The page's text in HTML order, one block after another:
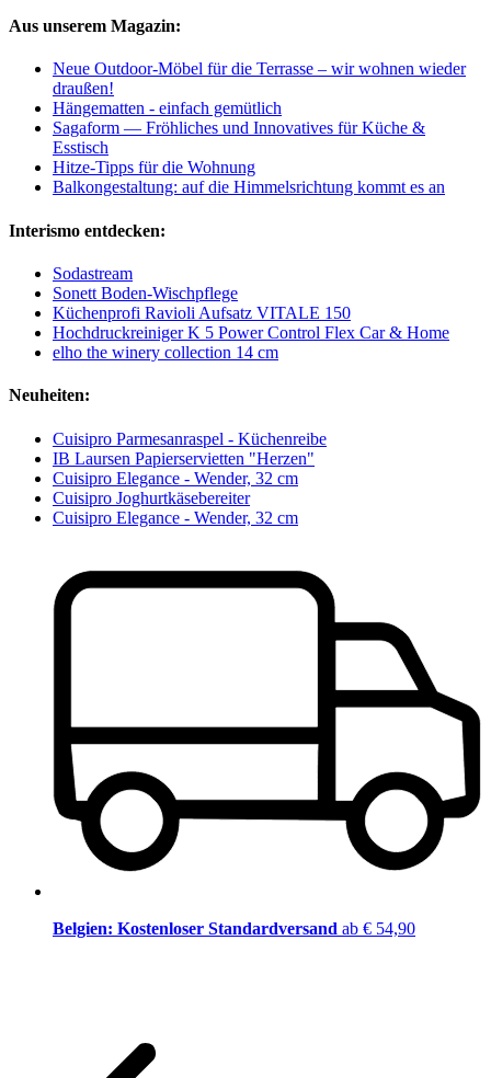
Aus unserem Magazin:
Neue Outdoor-Möbel für die Terrasse – wir wohnen wieder
draußen!
Hängematten - einfach gemütlich
Sagaform — Fröhliches und Innovatives für Küche &
Esstisch
Hitze-Tipps für die Wohnung
Balkongestaltung: auf die Himmelsrichtung kommt es an
Interismo entdecken:
Sodastream
Sonett Boden-Wischpflege
Küchenprofi Ravioli Aufsatz VITALE 150
Hochdruckreiniger K 5 Power Control Flex Car & Home
elho the winery collection 14 cm
Neuheiten:
Cuisipro Parmesanraspel - Küchenreibe
IB Laursen Papierservietten "Herzen"
Cuisipro Elegance - Wender, 32 cm
Cuisipro Joghurtkäsebereiter
Cuisipro Elegance - Wender, 32 cm
Belgien: Kostenloser Standardversand ab € 54,90